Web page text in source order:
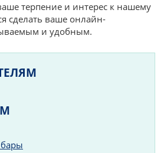
терпение и интерес к нашему
сделать ваше онлайн-
и удобным.